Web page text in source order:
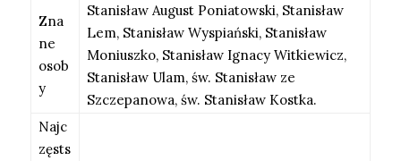
Zna
ne
osob
y
Stanisław August Poniatowski, Stanisław
Lem, Stanisław Wyspiański, Stanisław
Moniuszko, Stanisław Ignacy Witkiewicz,
Stanisław Ulam, św. Stanisław ze
Szczepanowa, św. Stanisław Kostka.
Najc
zęsts